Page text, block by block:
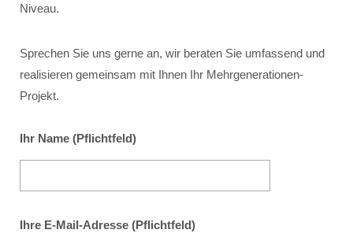
Niveau.
Sprechen Sie uns gerne an, wir beraten Sie umfassend und
realisieren gemeinsam mit Ihnen Ihr Mehrgenerationen-
Projekt.
Ihr Name (Pflichtfeld)
Ihre E-Mail-Adresse (Pflichtfeld)